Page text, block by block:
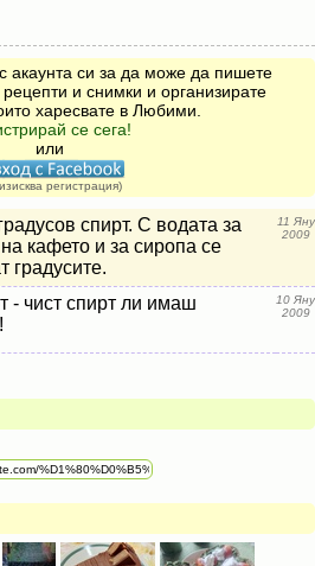
акаунта си за да може да пишете
и снимки и организирате
харесвате в Любими.
се сега!
или
регистрация)
спирт. С водата за
кафето и за сиропа се
градусите.
11 Яну
2009
- чист спирт ли имаш
10 Яну
2009